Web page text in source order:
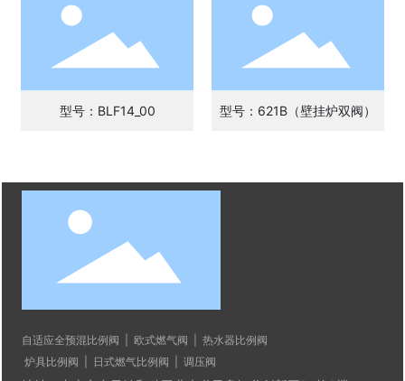
型号：BLF14_00 型号：621B（壁挂炉双阀）
自适应全预混比例阀 |欧式燃气阀 |热水器比例阀
炉具比例阀
日式燃气比例阀 |调压阀